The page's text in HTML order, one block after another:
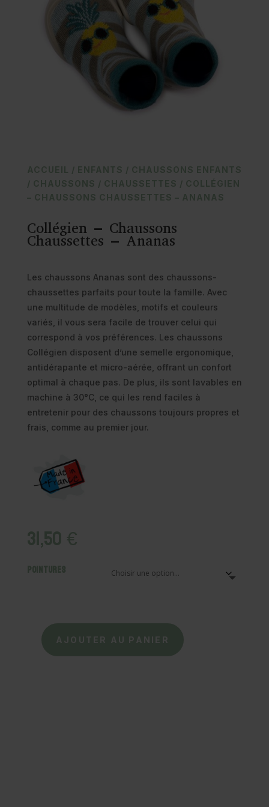
ACCUEIL / ENFANTS / CHAUSSONS ENFANTS
/ CHAUSSONS / CHAUSSETTES / COLLÉGIEN
– CHAUSSONS CHAUSSETTES – ANANAS
Collégien – Chaussons
Chaussettes – Ananas
Les chaussons Ananas sont des chaussons-
chaussettes parfaits pour toute la famille. Avec
une multitude de modèles, motifs et couleurs
variés, il vous sera facile de trouver celui qui
correspond à vos préférences. Les chaussons
Collégien disposent d’une semelle ergonomique,
antidérapante et micro-aérée, offrant un confort
optimal à chaque pas. De plus, ils sont lavables en
machine à 30°C, ce qui les rend faciles à
entretenir pour des chaussons toujours propres et
frais, comme au premier jour.
31,50€
Pointures
quantitéAJOUTER AU PANIER